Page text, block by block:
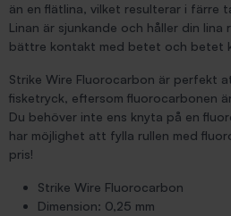
än en flätlina, vilket resulterar i färre
Linan är sjunkande och håller din lina
bättre kontakt med betet och betet
Strike Wire Fluorocarbon är perfekt
fisketryck, eftersom fluorocarbonen
Du behöver inte ens knyta på en
har möjlighet att fylla rullen med
pris!
Strike Wire Fluorocarbon
Dimension: 0,25 mm